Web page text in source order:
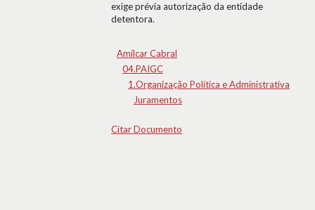
exige prévia autorização da entidade
detentora.
Amílcar Cabral
04.PAIGC
1.Organização Política e Administrativa
Juramentos
Citar Documento